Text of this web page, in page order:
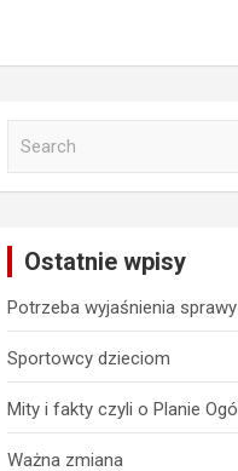
Ostatnie wpisy
Potrzeba wyjaśnienia sprawy
Sportowcy dzieciom
Mity i fakty czyli o Planie
Ważna zmiana